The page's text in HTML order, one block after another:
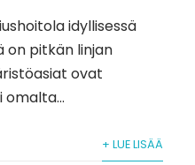
idyllisessä
on pitkän linjan
ovat
omalta...
+ LUE LISÄÄ